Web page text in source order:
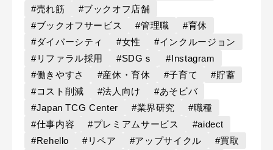
#売れ筋
#ブックオフ店舗
#ブックオフサービス
#管理職
#育休
#ダイバーシティ
#女性
#インクルージョン
#リファラル採用
#SDGｓ
#Instagram
#働きやすさ
#産休・育休 #子育て
#貯蓄
#コスト削減
#法人向け
#あそビバ
#Japan TCG Center
#業界研究
#職種
#仕事内容
#プレミアムサービス
#aidect
#Rehello
#リペア #アップサイクル
#買取